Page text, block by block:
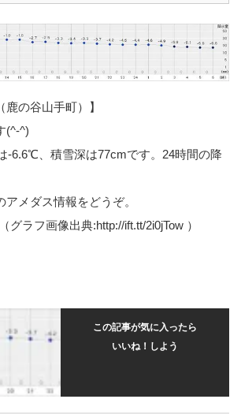
鹿の谷山手町）】
(^-^)
-6.6℃、積雪深は77cmです。24時間の降
メダス情報をどうぞ。
グラフ画像出典:http://ift.tt/2i0jTow ）
この記事が気に入ったら
いいね！しよう